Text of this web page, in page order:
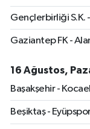
Gençlerbirliği S.K.
Gaziantep FK -
16 Ağustos,
Başakşehir -
Beşiktaş -